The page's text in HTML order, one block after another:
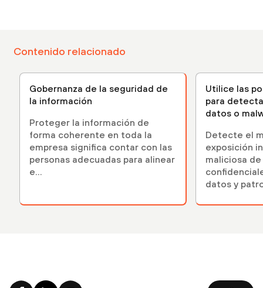
Contenido relacionado
Gobernanza de la seguridad de
la información
Proteger la información de
forma coherente en toda la
empresa significa contar con las
personas adecuadas para alinear
e...
Utilice las
para
datos o
Detecte el
exposición
maliciosa
datos y